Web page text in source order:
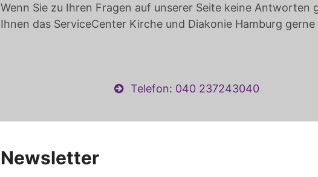
Wenn Sie zu Ihren Fragen auf unserer Seite keine Antworten
Ihnen das ServiceCenter Kirche und Diakonie Hamburg gerne
Telefon: 040 237243040
Newsletter